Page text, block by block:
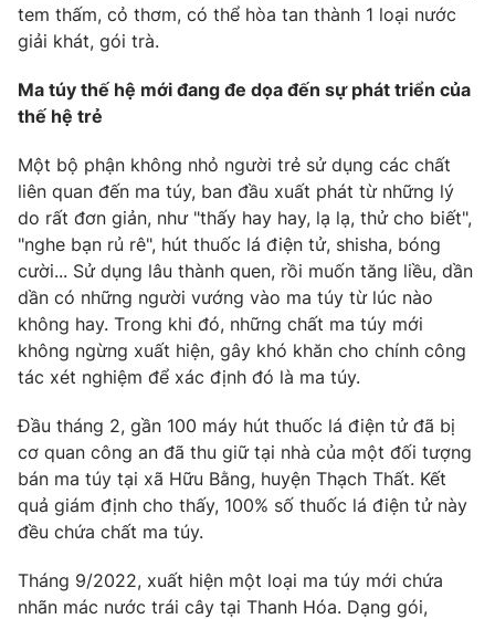
tem thấm, cỏ thơm, có thể hòa tan thành 1 loại nước
giải khát, gói trà.
Ma túy thế hệ mới đang đe dọa đến sự phát triển của
thế hệ trẻ
Một bộ phận không nhỏ người trẻ sử dụng các chất
liên quan đến ma túy, ban đầu xuất phát từ những lý
do rất đơn giản, như "thấy hay hay, lạ lạ, thử cho biết",
"nghe bạn rủ rê", hút thuốc lá điện tử, shisha, bóng
cười... Sử dụng lâu thành quen, rồi muốn tăng liều, dần
dần có những người vướng vào ma túy từ lúc nào
không hay. Trong khi đó, những chất ma túy mới
không ngừng xuất hiện, gây khó khăn cho chính công
tác xét nghiệm để xác định đó là ma túy.
Đầu tháng 2, gần 100 máy hút thuốc lá điện tử đã bị
cơ quan công an đã thu giữ tại nhà của một đối tượng
bán ma túy tại xã Hữu Bằng, huyện Thạch Thất. Kết
quả giám định cho thấy, 100% số thuốc lá điện tử này
đều chứa chất ma túy.
Tháng 9/2022, xuất hiện một loại ma túy mới chứa
nhãn mác nước trái cây tại Thanh Hóa. Dạng gói,